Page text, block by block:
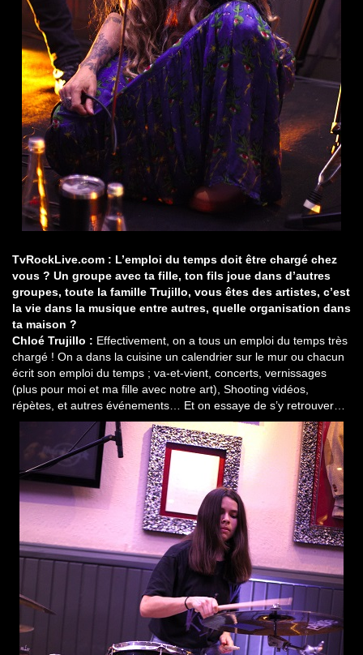
TvRockLive.com : L’emploi du temps doit être chargé chez
vous ? Un groupe avec ta fille, ton fils joue dans d’autres
groupes, toute la famille Trujillo, vous êtes des artistes, c’est
la vie dans la musique entre autres, quelle organisation dans
ta maison ?
Chloé Trujillo : Effectivement, on a tous un emploi du temps très
chargé ! On a dans la cuisine un calendrier sur le mur ou chacun
écrit son emploi du temps ; va-et-vient, concerts, vernissages
(plus pour moi et ma fille avec notre art), Shooting vidéos,
répètes, et autres événements… Et on essaye de s’y retrouver…